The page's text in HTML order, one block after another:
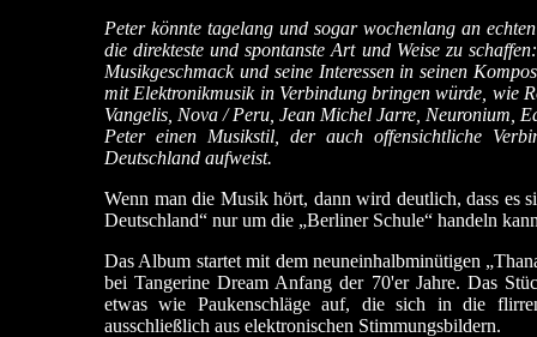
Peter könnte tagelang und sogar wochenlang an
die direkteste und spontanste Art und Weise zu
Musikgeschmack und seine Interessen in seinen
mit Elektronikmusik in Verbindung bringen würde, wie
Vangelis, Nova / Peru, Jean Michel Jarre, Neuronium,
Peter einen Musikstil, der auch offensichtliche
Deutschland aufweist.
Wenn man die Musik hört, dann wird deutlich, dass es
Deutschland“ nur um die „Berliner Schule“ handeln
Das Album startet mit dem neuneinhalbminütigen
bei Tangerine Dream Anfang der 70'er Jahre. Das
etwas wie Paukenschläge auf, die sich in die
ausschließlich aus elektronischen Stimmungsbildern.